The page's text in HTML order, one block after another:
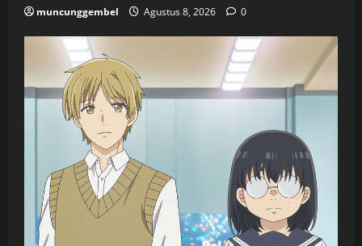
muncunggembel Agustus 8, 2026 0